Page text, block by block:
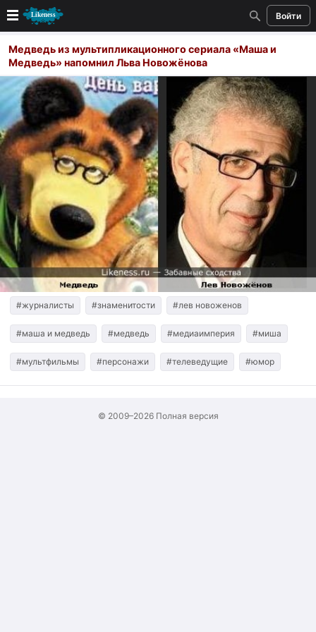
Войти
Новые
Лучшие
Голосование
Кандидаты
Случайное сходство 👍
Создать сходство
Для публикации необходима авторизация
Поиск
Медведь из мультипликационного сериала «Маша и
Медведь» напомнил Льва Новожёнова
#журналисты #знаменитости #лев новоженов
#маша и медведь #медведь #медиаимперия #миша
#мультфильмы #персонажи #телеведущие #юмор
© 2009–2026 Полная версия